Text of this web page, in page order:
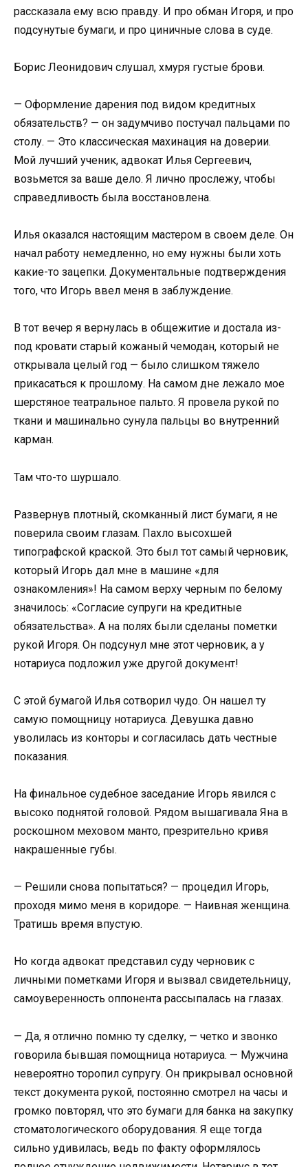
рассказала ему всю правду. И про обман Игоря, и про
подсунутые бумаги, и про циничные слова в суде.
Борис Леонидович слушал, хмуря густые брови.
— Оформление дарения под видом кредитных
обязательств? — он задумчиво постучал пальцами по
столу. — Это классическая махинация на доверии.
Мой лучший ученик, адвокат Илья Сергеевич,
возьмется за ваше дело. Я лично прослежу, чтобы
справедливость была восстановлена.
Илья оказался настоящим мастером в своем деле. Он
начал работу немедленно, но ему нужны были хоть
какие-то зацепки. Документальные подтверждения
того, что Игорь ввел меня в заблуждение.
В тот вечер я вернулась в общежитие и достала из-
под кровати старый кожаный чемодан, который не
открывала целый год — было слишком тяжело
прикасаться к прошлому. На самом дне лежало мое
шерстяное театральное пальто. Я провела рукой по
ткани и машинально сунула пальцы во внутренний
карман.
Там что-то шуршало.
Развернув плотный, скомканный лист бумаги, я не
поверила своим глазам. Пахло высохшей
типографской краской. Это был тот самый черновик,
который Игорь дал мне в машине «для
ознакомления»! На самом верху черным по белому
значилось: «Согласие супруги на кредитные
обязательства». А на полях были сделаны пометки
рукой Игоря. Он подсунул мне этот черновик, а у
нотариуса подложил уже другой документ!
С этой бумагой Илья сотворил чудо. Он нашел ту
самую помощницу нотариуса. Девушка давно
уволилась из конторы и согласилась дать честные
показания.
На финальное судебное заседание Игорь явился с
высоко поднятой головой. Рядом вышагивала Яна в
роскошном меховом манто, презрительно кривя
накрашенные губы.
— Решили снова попытаться? — процедил Игорь,
проходя мимо меня в коридоре. — Наивная женщина.
Тратишь время впустую.
Но когда адвокат представил суду черновик с
личными пометками Игоря и вызвал свидетельницу,
самоуверенность оппонента рассыпалась на глазах.
— Да, я отлично помню ту сделку, — четко и звонко
говорила бывшая помощница нотариуса. — Мужчина
невероятно торопил супругу. Он прикрывал основной
текст документа рукой, постоянно смотрел на часы и
громко повторял, что это бумаги для банка на закупку
стоматологического оборудования. Я еще тогда
сильно удивилась, ведь по факту оформлялось